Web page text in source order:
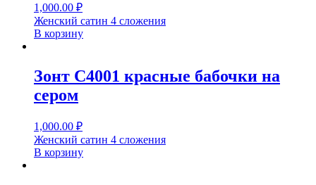
1,000.00 ₽
Женский сатин 4 сложения
В корзину
Зонт С4001 красные бабочки на
сером
1,000.00 ₽
Женский сатин 4 сложения
В корзину